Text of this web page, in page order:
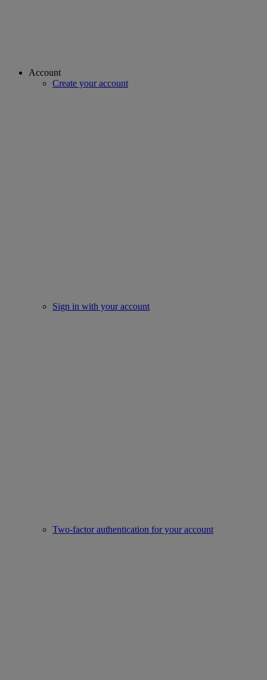
Account
Create your account
Sign in with your account
Two-factor authentication for your account